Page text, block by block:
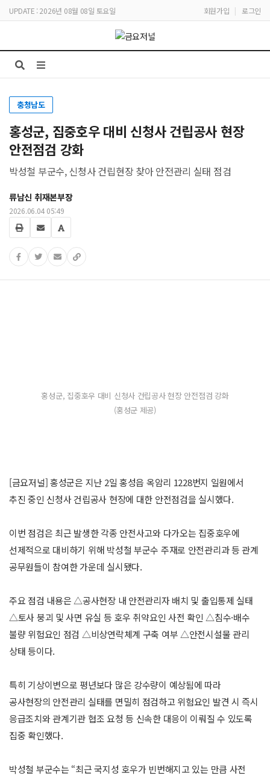
UPDATE : 2026년 08월 08일 토요일 회원가입 | 로그인
충청남도
홍성군, 집중호우 대비 신청사 건립공사 현장
안전점검 강화
박성철 부군수, 신청사 건립현장 찾아 안전관리 실태 점검
류남신 취재본부장
2026.06.04 05:49
홍성군, 집중호우 대비 신청사 건립공사 현장 안전점검 강화
(홍성군 제공)
[금요저널] 홍성군은 지난 2일 홍성읍 옥암리 1228번지 일원에서
추진 중인 신청사 건립공사 현장에 대한 안전점검을 실시했다.
이번 점검은 최근 발생한 각종 안전사고와 다가오는 집중호우에
선제적으로 대비하기 위해 박성철 부군수 주재로 안전관리과 등 관계
공무원들이 참여한 가운데 실시됐다.
주요 점검 내용은 △공사현장 내 안전관리자 배치 및 출입통제 실태
△토사 붕괴 및 사면 유실 등 호우 취약요인 사전 확인 △침수·배수
불량 위험요인 점검 △비상연락체계 구축 여부 △안전시설물 관리
상태 등이다.
특히 기상이변으로 평년보다 많은 강수량이 예상됨에 따라
공사현장의 안전관리 실태를 면밀히 점검하고 위험요인 발견 시 즉시
응급조치와 관계기관 협조 요청 등 신속한 대응이 이뤄질 수 있도록
집중 확인했다.
박성철 부군수는 “최근 국지성 호우가 빈번해지고 있는 만큼 사전